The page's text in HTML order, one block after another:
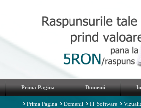
Prima Pagina Domenii
Prima Pagina Domenii IT Software